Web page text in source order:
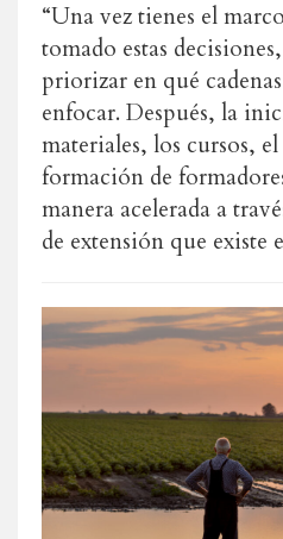
“Una vez tienes el
tomado estas
priorizar en qué
enfocar. Después, la
materiales, los cursos,
formación de
manera acelerada a
de extensión que existe